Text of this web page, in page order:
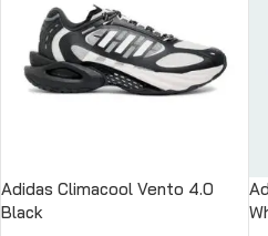
Adidas Climacool Vento 4.0
Black